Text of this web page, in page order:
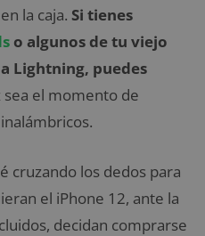
la caja. Si tienes
o algunos de tu viejo
Lightning, puedes
sea el momento de
cruzando los dedos para
el iPhone 12, ante la
decidan comprarse